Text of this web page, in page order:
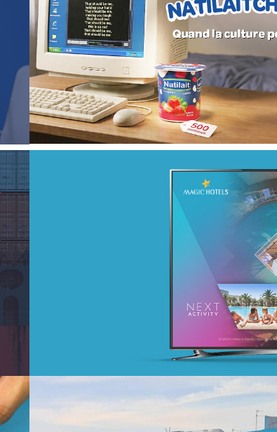
Marketing Digital & Com 360°
Stratégie Social Media
Activation digitale & média
Achat media
Campagne BIAT TRE Juil. 2022
Marketing Digital & Com 360°